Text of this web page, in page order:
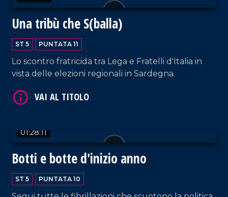
Una tribù che S(balla)
ST 5 PUNTATA 11
Lo scontro fratricida tra Lega e Fratelli d'Italia in
vista delle elezioni regionali in Sardegna.
01:28:11
Botti e botte d'inizio anno
ST 5 PUNTATA 10
VAI AL TITOLO
VAI AL TITOLO